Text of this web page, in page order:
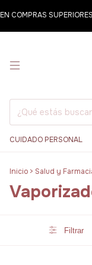
COMPRAS
CUIDADO PERSONAL
Inicio > Salud y
Filtrar